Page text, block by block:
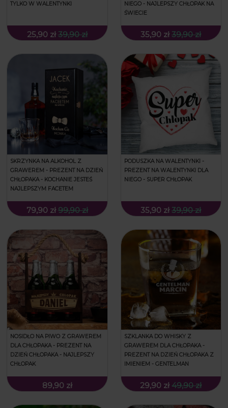
TYLKO W WALENTYNKI
25,90 zł 39,90 zł
NIEGO - NAJLEPSZY CHŁOPAK NA
ŚWIECIE
35,90 zł 39,90 zł
SKRZYNKA NA ALKOHOL Z
GRAWEREM - PREZENT NA DZIEŃ
CHŁOPAKA - KOCHANIE JESTEŚ
NAJLEPSZYM FACETEM
79,90 zł 99,90 zł
PODUSZKA NA WALENTYNKI -
PREZENT NA WALENTYNKI DLA
NIEGO - SUPER CHŁOPAK
35,90 zł 39,90 zł
NOSIDŁO NA PIWO Z GRAWEREM
DLA CHŁOPAKA - PREZENT NA
DZIEŃ CHŁOPAKA - NAJLEPSZY
CHŁOPAK
89,90 zł
SZKLANKA DO WHISKY Z
GRAWEREM DLA CHŁOPAKA -
PREZENT NA DZIEŃ CHŁOPAKA Z
IMIENIEM - GENTELMAN
29,90 zł 49,90 zł